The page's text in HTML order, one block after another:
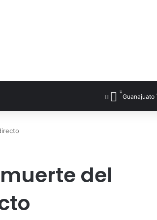
Guanajuato
del